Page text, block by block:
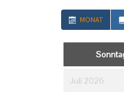
MONAT
Juli 2026